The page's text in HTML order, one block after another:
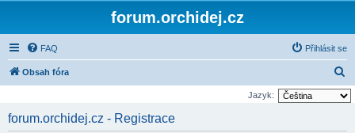
forum.orchidej.cz
FAQ Přihlásit se
Obsah fóra
l
Jazyk:
forum.orchidej.cz - Registrace